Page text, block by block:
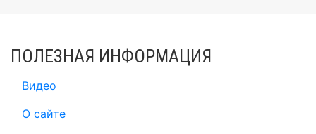
ПОЛЕЗНАЯ ИНФОРМАЦИЯ
Видео
О сайте